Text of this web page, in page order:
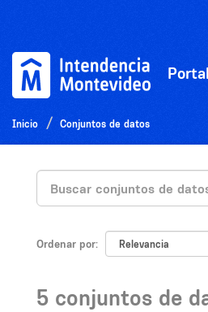
Inicio Conjuntos de datos
Ordenar por
5 conjuntos de